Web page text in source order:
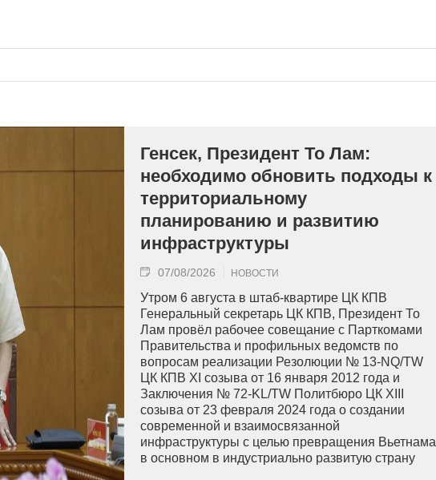
Генсек, Президент То Лам:
необходимо обновить подходы к
территориальному
планированию и развитию
инфраструктуры
07/08/2026 НОВОСТИ
Утром 6 августа в штаб-квартире ЦК КПВ
Генеральный секретарь ЦК КПВ, Президент То
Лам провёл рабочее совещание с Парткомами
Правительства и профильных ведомств по
вопросам реализации Резолюции № 13-NQ/TW
ЦК КПВ XI созыва от 16 января 2012 года и
Заключения № 72-KL/TW Политбюро ЦК XIII
созыва от 23 февраля 2024 года о создании
современной и взаимосвязанной
инфраструктуры с целью превращения Вьетнама
в основном в индустриально развитую страну